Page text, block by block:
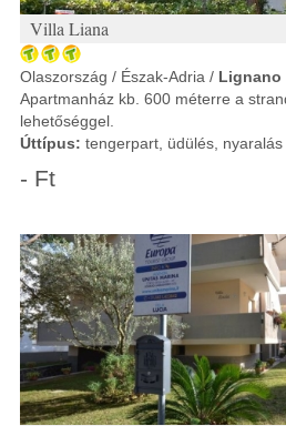
Villa Liana
Olaszország / Észak-Adria / Lignano
Apartmanház kb. 600 méterre a
lehetőséggel.
Úttípus: tengerpart, üdülés, nyaralás
- Ft